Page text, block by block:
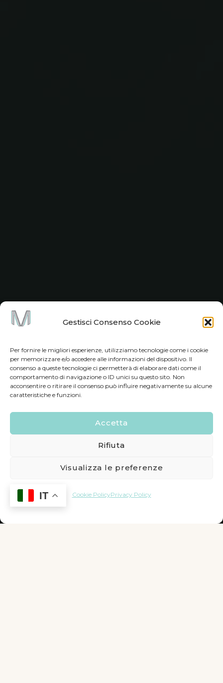
Gestisci Consenso Cookie
Per fornire le migliori esperienze, utilizziamo tecnologie come i cookie
per memorizzare e/o accedere alle informazioni del dispositivo. Il
consenso a queste tecnologie ci permetterà di elaborare dati come il
comportamento di navigazione o ID unici su questo sito. Non
acconsentire o ritirare il consenso può influire negativamente su alcune
caratteristiche e funzioni.
Accetta
Rifiuta
Visualizza le preferenze
Cookie PolicyPrivacy Policy
IT